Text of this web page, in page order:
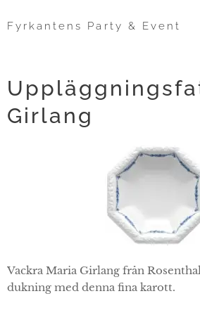
Fyrkantens Party & Event
Girlang
Vackra Maria Girlang från
dukning med denna fina karott.